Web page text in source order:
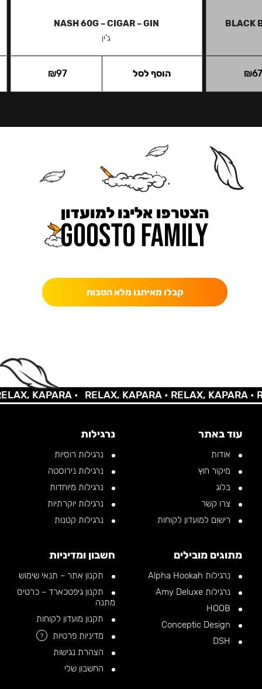
BLACK
₪
NASH 60G – CIGAR – GIN
ג'ין
₪97 הוסף לסל
הצטרפו אלינו למועדון
קבלו מאיתנו מלא הטבות
KAPARA • RELAX, KAPARA •RELAX, KAPARA •
עוד באתר
אודות
מיקור חוץ
בלוג
צרו קשר
רישום למועדון לקוחות
נרגילות
נרגילות רוסיות
נרגילות נירוסטה
נרגילות מיוחדות
נרגילות יוקרתיות
נרגילות קטנות
מתוגים מובילים
נרגילות Alpha Hookah
נרגילות Amy Deluxe
חשבון ומדיניות
תקנון אתר – תנאי שימוש
תקנון גיפטכארד – כרטיס
מתנה
תקנון מועדון לקוחות
מדיניות פרטיות
?
הצהרת נגישות
החשבון שלי